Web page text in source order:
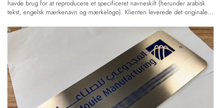
havde brug for at reproducere et specificeret navneskilt (herunder arabisk
tekst, engelsk mærkenavn og mærkelogo). Klienten leverede det originale